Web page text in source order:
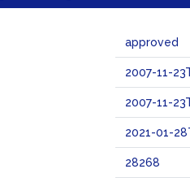
approved
2007-11-
2007-11-
2021-01-
28268